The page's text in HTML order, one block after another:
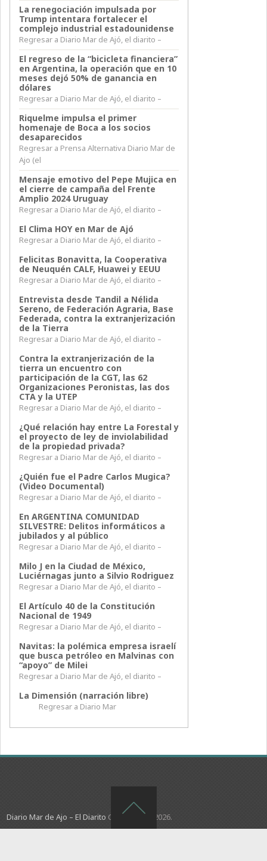
La renegociación impulsada por
Trump intentara fortalecer el
complejo industrial estadounidense
Regresar a Diario Mar de Ajó, el diarito –
El regreso de la “bicicleta financiera”
en Argentina, la operación que en 10
meses dejó 50% de ganancia en
dólares
Regresar a Diario Mar de Ajó, el diarito –
Riquelme impulsa el primer
homenaje de Boca a los socios
desaparecidos
Regresar a Prensa Alternativa Diario Mar de
Ajo (el
Mensaje emotivo del Pepe Mujica en
el cierre de campaña del Frente
Amplio 2024 Uruguay
Regresar a Diario Mar de Ajó, el diarito –
El Clima HOY en Mar de Ajó
Regresar a Diario Mar de Ajó, el diarito –
Felicitas Bonavitta, la Cooperativa
de Neuquén CALF, Huawei y EEUU
Regresar a Diario Mar de Ajó, el diarito –
Entrevista desde Tandil a Nélida
Sereno, de Federación Agraria, Base
Federada, contra la extranjerización
de la Tierra
Regresar a Diario Mar de Ajó, el diarito –
Contra la extranjerización de la
tierra un encuentro con
participación de la CGT, las 62
Organizaciones Peronistas, las dos
CTA y la UTEP
Regresar a Diario Mar de Ajó, el diarito –
¿Qué relación hay entre La Forestal y
el proyecto de ley de inviolabilidad
de la propiedad privada?
Regresar a Diario Mar de Ajó, el diarito –
¿Quién fue el Padre Carlos Mugica?
(Video Documental)
Regresar a Diario Mar de Ajó, el diarito –
En ARGENTINA COMUNIDAD
SILVESTRE: Delitos informáticos a
jubilados y al público
Regresar a Diario Mar de Ajó, el diarito –
Milo J en la Ciudad de México,
Luciérnagas junto a Silvio Rodriguez
Regresar a Diario Mar de Ajó, el diarito –
El Artículo 40 de la Constitución
Nacional de 1949
Regresar a Diario Mar de Ajó, el diarito –
Navitas: la polémica empresa israelí
que busca petróleo en Malvinas con
“apoyo” de Milei
Regresar a Diario Mar de Ajó, el diarito –
La Dimensión (narración libre)
Regresar a Diario Mar
Diario Mar de Ajo – El Diarito Copyright © 2026.